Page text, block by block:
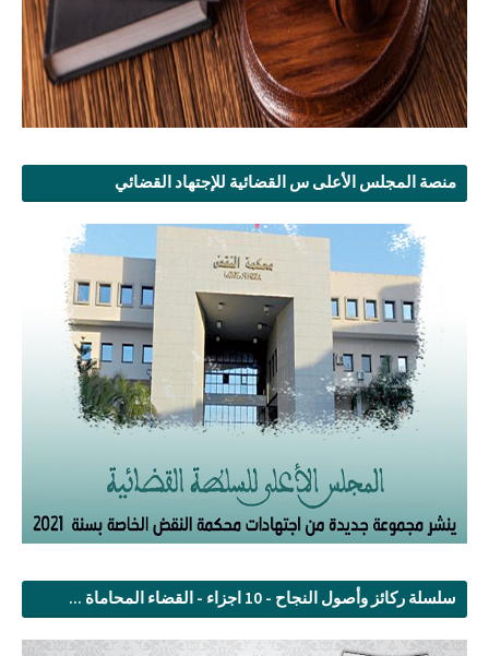
منصة المجلس الأعلى س القضائية للإجتهاد القضائي
سلسلة ركائز وأصول النجاح - 10 اجزاء - القضاء المحاماة ...